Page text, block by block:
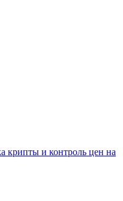
крипты и контроль цен на